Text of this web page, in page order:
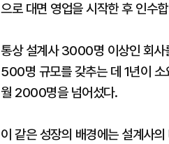
으로 대면 영업을 시작한 후 인수
통상 설계사 3000명 이상인 회사
500명 규모를 갖추는 데 1년이
월 2000명을 넘어섰다.
이 같은 성장의 배경에는 설계사